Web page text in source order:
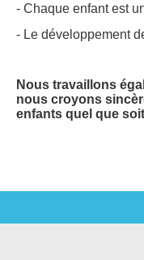
- Chaque enfant est
- Le développement
Nous travaillons
nous croyons
enfants quel que